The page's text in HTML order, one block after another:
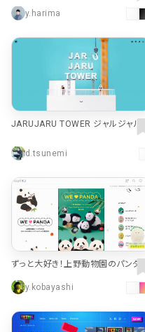
y.harima
JARUJARU TOWER ジャルジャルタ
d.tsunemi
ずっと大好き！上野動物園のパンダた
y.kobayashi